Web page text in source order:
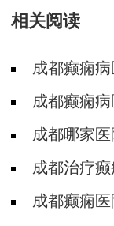
相关阅读
成都癫痫
不高?成都癫痫
代吗?成都哪家
会有什么并发
成都治疗
症状要及时就
成都癫痫